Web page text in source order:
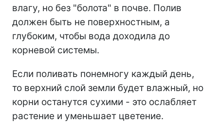
влагу, но без "болота" в почве. Полив
должен быть не поверхностным, а
глубоким, чтобы вода доходила до
корневой системы.
Если поливать понемногу каждый день,
то верхний слой земли будет влажный, но
корни останутся сухими - это ослабляет
растение и уменьшает цветение.